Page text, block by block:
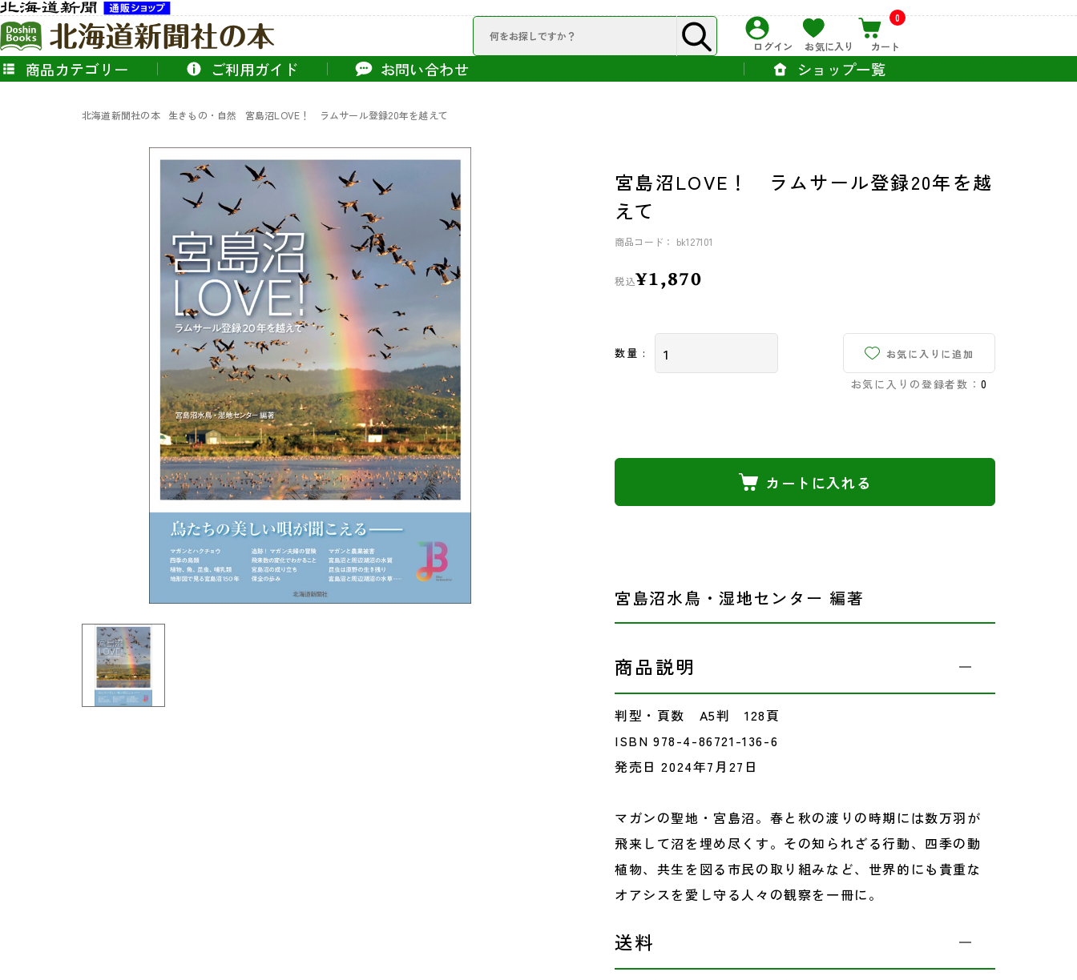
ログイン お気に入り
0
カート
商品カテゴリー ショップ一覧
ご利用ガイド お問い合わせ
北海道新聞社の本 生きもの・自然 宮島沼LOVE！ ラムサール登録20年を越えて
宮島沼LOVE！ ラムサール登録20年を越
えて
商品コード： bk127101
税込¥1,870
数量 : お気に入りに追加
お気に入りの登録者数： 0
カートに入れる
宮島沼水鳥・湿地センター 編著
商品説明
判型・頁数 A5判 128頁
ISBN 978-4-86721-136-6
発売日 2024年7月27日
マガンの聖地・宮島沼。春と秋の渡りの時期には数万羽が
飛来して沼を埋め尽くす。その知られざる行動、四季の動
植物、共生を図る市民の取り組みなど、世界的にも貴重な
オアシスを愛し守る人々の観察を一冊に。
送料